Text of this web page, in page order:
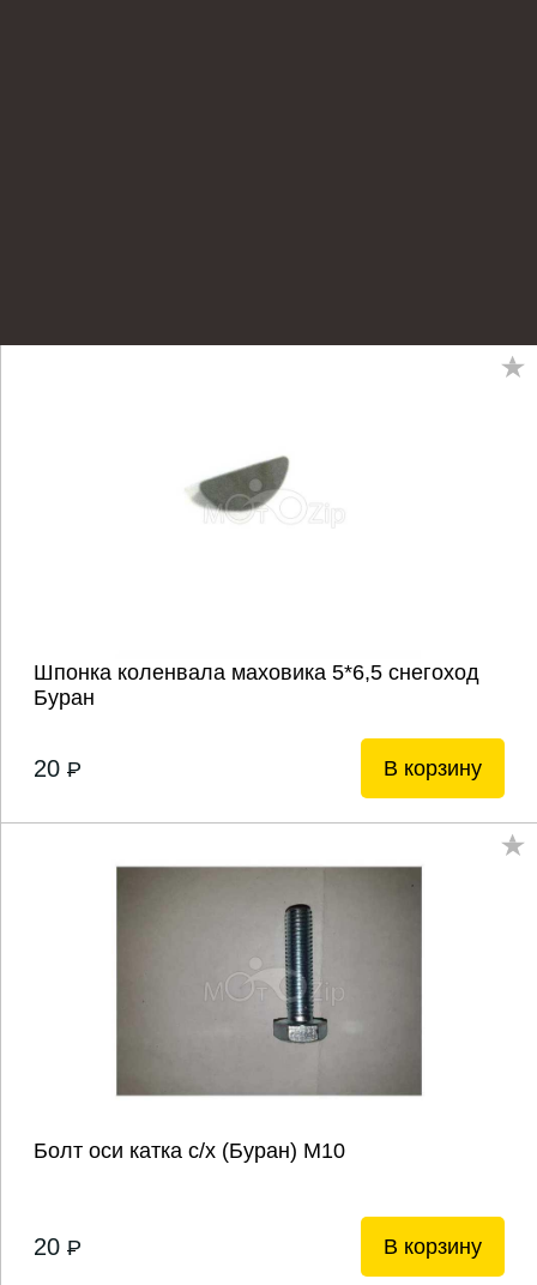
Шпонка коленвала маховика 5*6,5 снегоход
Буран
20 P В корзину
Болт оси катка с/х (Буран) М10
20 P В корзину